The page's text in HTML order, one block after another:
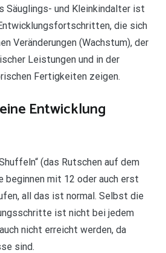
Säuglings- und Kleinkindalter ist
die sich
Veränderungen (Wachstum), der
Leistungen und in der
Fertigkeiten zeigen.
Entwicklung
(das Rutschen auf dem
beginnen mit 12 oder auch erst
all das ist normal. Selbst die
ist nicht bei jedem
nicht erreicht werden, da
sind.